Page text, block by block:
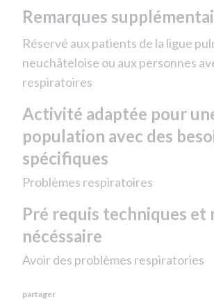
Remarques
Réservé aux patients de la ligue
neuchâteloise ou aux personnes
respiratoires
Activité adaptée pour
population avec des
spécifiques
Problèmes respiratoires
Pré requis techniques et
nécéssaire
Avoir des problèmes respiratories
partager